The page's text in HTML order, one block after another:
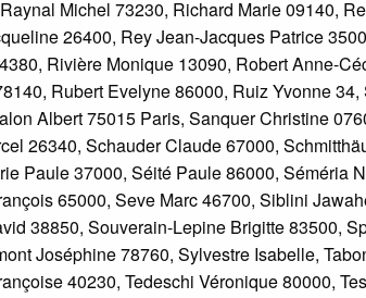
Michel 73230, Richard Marie 09140,
26400, Rey Jean-Jacques Patrice
Rivière Monique 13090, Robert Anne-
Rubert Evelyne 86000, Ruiz Yvonne
Albert 75015 Paris, Sanquer Christine
26340, Schauder Claude 67000,
Paule 37000, Séité Paule 86000, Séméria
65000, Seve Marc 46700, Siblini
38850, Souverain-Lepine Brigitte 83500,
Joséphine 78760, Sylvestre Isabelle,
40230, Tedeschi Véronique 80000,